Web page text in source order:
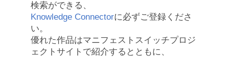
検索ができる、
Knowledge Connectorに必ずご登録くださ
い。
優れた作品はマニフェストスイッチプロジ
ェクトサイトで紹介するとともに、